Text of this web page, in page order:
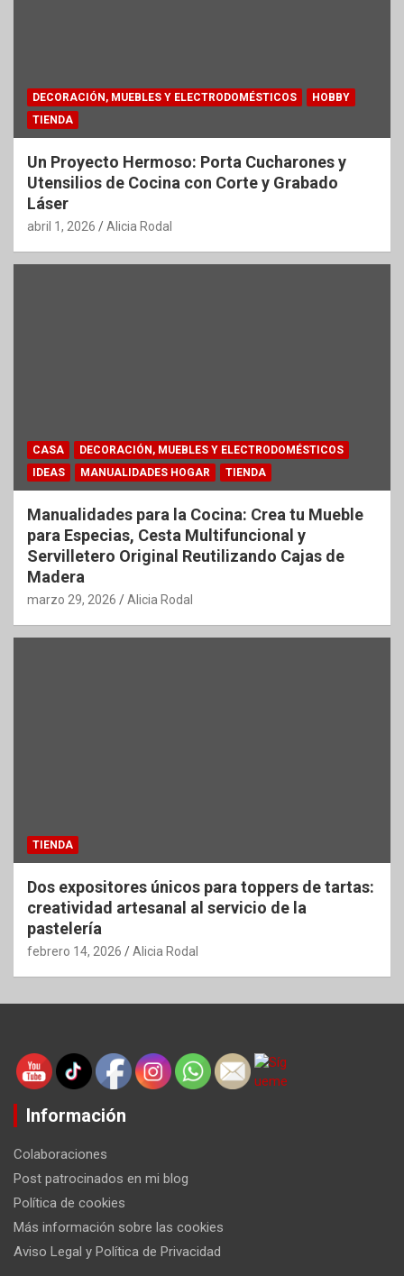
DECORACIÓN, MUEBLES Y ELECTRODOMÉSTICOS
HOBBY
TIENDA
Un Proyecto Hermoso: Porta Cucharones y
Utensilios de Cocina con Corte y Grabado
Láser
abril 1, 2026 Alicia Rodal
CASA
DECORACIÓN, MUEBLES Y ELECTRODOMÉSTICOS
IDEAS
MANUALIDADES HOGAR TIENDA
Manualidades para la Cocina: Crea tu Mueble
para Especias, Cesta Multifuncional y
Servilletero Original Reutilizando Cajas de
Madera
marzo 29, 2026 Alicia Rodal
TIENDA
Dos expositores únicos para toppers de tartas:
creatividad artesanal al servicio de la
pastelería
febrero 14, 2026 Alicia Rodal
Información
Colaboraciones
Post patrocinados en mi blog
Política de cookies
Más información sobre las cookies
Aviso Legal y Política de Privacidad